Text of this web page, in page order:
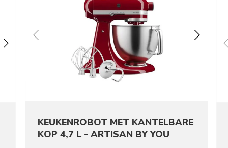
KEUKENROBOT MET KANTELBARE
KOP 4,7 L - ARTISAN BY YOU